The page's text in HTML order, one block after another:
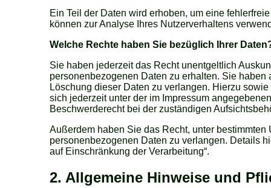
Ein Teil der Daten wird erhoben, um eine
können zur Analyse Ihres Nutzerverhaltens
Welche Rechte haben Sie bezüglich Ihrer
Sie haben jederzeit das Recht unentgeltlich
personenbezogenen Daten zu erhalten. Sie
Löschung dieser Daten zu verlangen. Hierzu
sich jederzeit unter der im Impressum
Beschwerderecht bei der zuständigen
Außerdem haben Sie das Recht, unter
personenbezogenen Daten zu verlangen. Details
auf Einschränkung der Verarbeitung“.
2. Allgemeine Hinweise und